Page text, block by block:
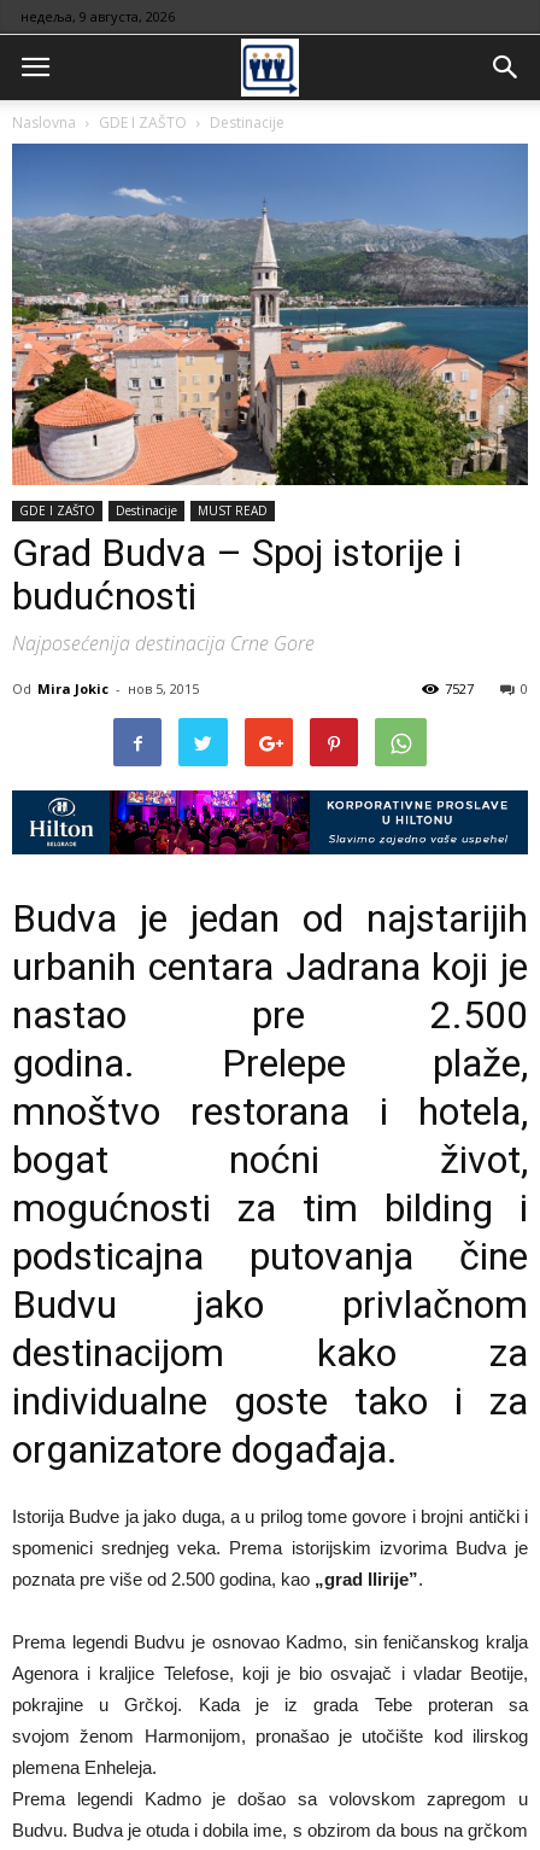
недеља, 9 августа, 2026
Naslovna GDE I ZAŠTO Destinacije
GDE I ZAŠTO Destinacije MUST READ
Grad Budva – Spoj istorije i
budućnosti
Najposećenija destinacija Crne Gore
Od Mira Jokic - нов 5, 2015 0
7527
Budva je jedan od najstarijih
urbanih centara Jadrana koji je
nastao pre 2.500
godina. Prelepe plaže,
mnoštvo restorana i hotela,
bogat noćni život,
mogućnosti za tim bilding i
podsticajna putovanja čine
Budvu jako privlačnom
destinacijom kako za
individualne goste tako i za
organizatore događaja.
Istorija Budve ja jako duga, a u prilog tome govore i brojni antički i
spomenici srednjeg veka. Prema istorijskim izvorima Budva je
poznata pre više od 2.500 godina, kao „grad Ilirije”.
Prema legendi Budvu je osnovao Kadmo, sin feničanskog kralja
Agenora i kraljice Telefose, koji je bio osvajač i vladar Beotije,
pokrajine u Grčkoj. Kada je iz grada Tebe proteran sa
svojom ženom Harmonijom, pronašao je utočište kod ilirskog
plemena Enheleja.
Prema legendi Kadmo je došao sa volovskom zapregom u
Budvu. Budva je otuda i dobila ime, s obzirom da bous na grčkom